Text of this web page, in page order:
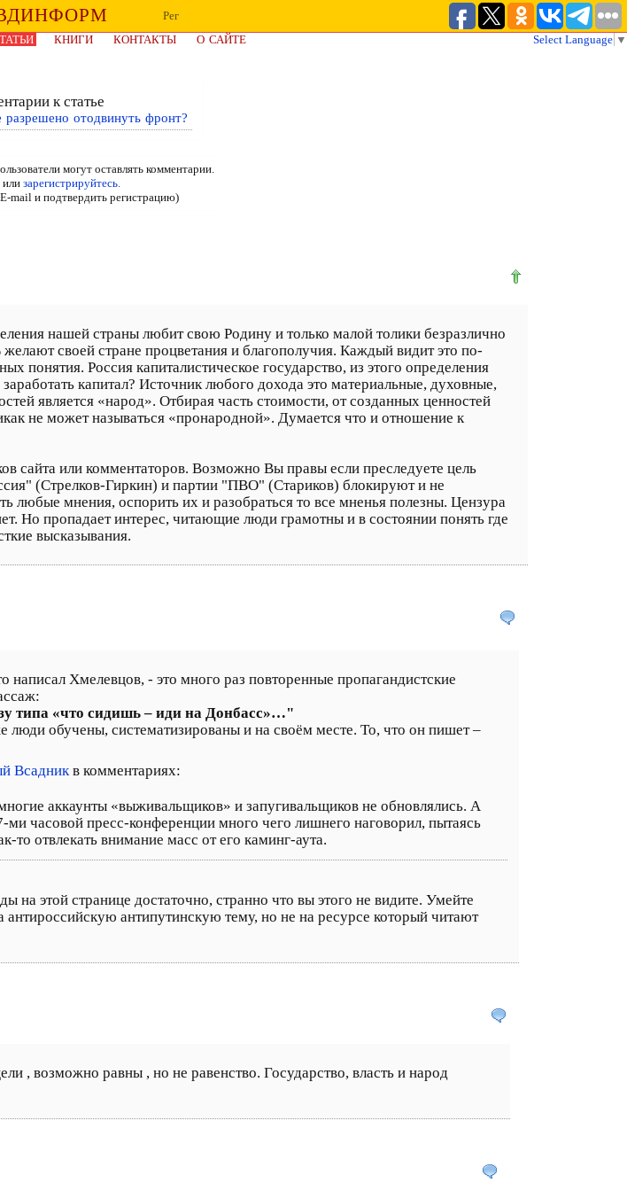
Рег
КНИГИ КОНТАКТЫ О САЙТЕ Select Language ▼
к статье
отодвинуть фронт?
могут оставлять комментарии.
или зарегистрируйтесь.
mail и подтвердить регистрацию)
нашей страны любит свою Родину и только малой толики безразлично
своей стране процветания и благополучия. Каждый видит это по-
понятия. Россия капиталистическое государство, из этого определения
капитал? Источник любого дохода это материальные, духовные,
является «народ». Отбирая часть стоимости, от созданных ценностей
не может называться «пронародной». Думается что и отношение к
сайта или комментаторов. Возможно Вы правы если преследуете цель
(Стрелков-Гиркин) и партии "ПВО" (Стариков) блокируют и не
мнения, оспорить их и разобраться то все мненья полезны. Цензура
Но пропадает интерес, читающие люди грамотны и в состоянии понять где
высказывания.
Хмелевцов, - это много раз повторенные пропагандистские
типа «что сидишь – иди на Донбасс»…"
люди обучены, систематизированы и на своём месте. То, что он пишет –
Всадникв комментариях:
аккаунты «выживальщиков» и запугивальщиков не обновлялись. А
ми часовой пресс-конференции много чего лишнего наговорил, пытаясь
то отвлекать внимание масс от его каминг-аута.
на этой странице достаточно, странно что вы этого не видите. Умейте
антипутинскую тему, но не на ресурсе который читают
, возможно равны , но не равенство. Государство, власть и народ